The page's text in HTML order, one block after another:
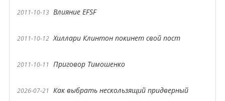
2011-10-13 Влияние EFSF
2011-10-12 Хиллари Клинтон покинет свой пост
2011-10-11 Приговор Тимошенко
2026-07-21 Как выбрать нескользящий придверный